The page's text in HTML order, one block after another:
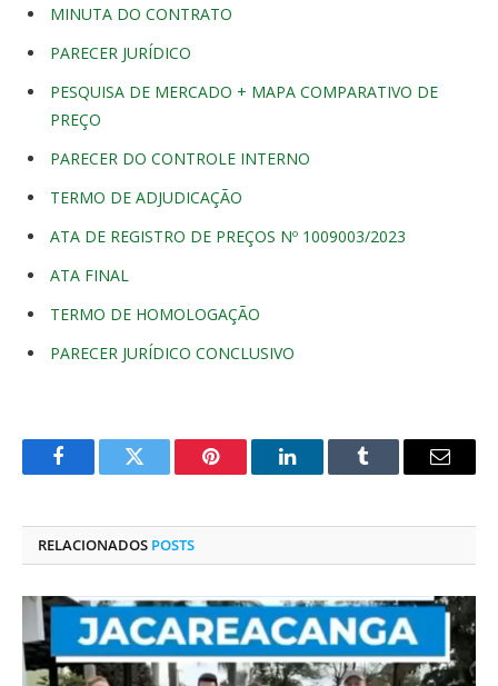
MINUTA DO CONTRATO
PARECER JURÍDICO
PESQUISA DE MERCADO + MAPA COMPARATIVO DE
PREÇO
PARECER DO CONTROLE INTERNO
TERMO DE ADJUDICAÇÃO
ATA DE REGISTRO DE PREÇOS Nº 1009003/2023
ATA FINAL
TERMO DE HOMOLOGAÇÃO
PARECER JURÍDICO CONCLUSIVO
FacebookTwitter Pinterest O
Tumblr
E-
RELACIONADOS POSTS